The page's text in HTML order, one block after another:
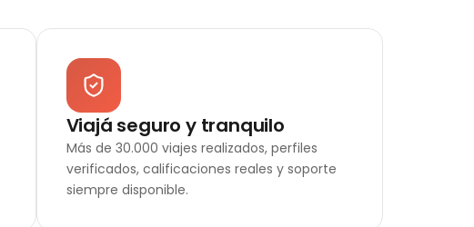
Viajá seguro y tranquilo
Más de 30.000 viajes realizados, perfiles
verificados, calificaciones reales y soporte
siempre disponible.